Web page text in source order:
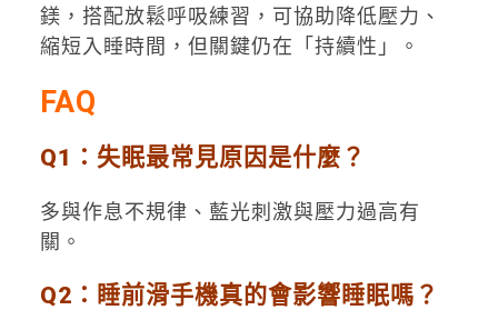
鎂，搭配放鬆呼吸練習，可協助降低壓力、
縮短入睡時間，但關鍵仍在「持續性」。
FAQ
Q1：失眠最常見原因是什麼？
多與作息不規律、藍光刺激與壓力過高有
關。
Q2：睡前滑手機真的會影響睡眠嗎？